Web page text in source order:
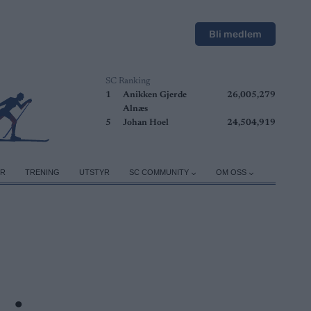
Bli medlem
SC Ranking
1
Anikken Gjerde
Alnæs
26,005,279
5 Johan Hoel 24,504,919
TRENING UTSTYR SC COMMUNITY OM OSS